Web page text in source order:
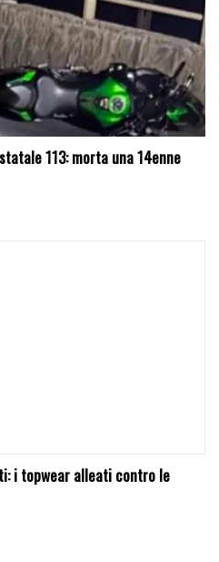
113: morta una 14enne
i topwear alleati contro le